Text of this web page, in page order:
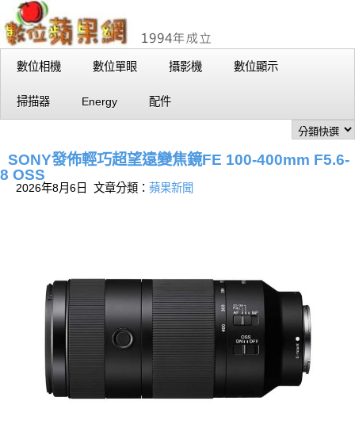
數位相機 數位單眼 攝影機 數位顯示
掃描器 Energy 配件
SONY發佈輕巧超望遠變焦鏡FE 100-400mm F5.6-
8 OSS
2026年8月6日 文章分類： 蘋果新聞